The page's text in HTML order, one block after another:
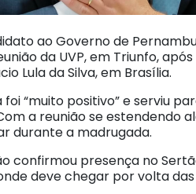
ao Governo de
da UVP, em Triunfo,
Lula da Silva, em Brasília.
“muito positivo” e serviu
a reunião se estendendo
durante a madrugada.
confirmou presença no
deve chegar por volta das